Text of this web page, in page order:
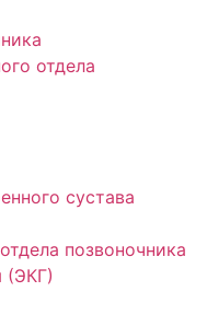
отдела
сустава
позвоночника
(ЭКГ)